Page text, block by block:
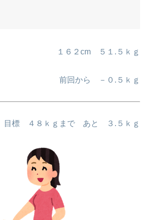
１６２cm ５１.５ｋｇ
前回から －０.５ｋｇ
目標 ４８ｋｇまで あと ３.５ｋｇ